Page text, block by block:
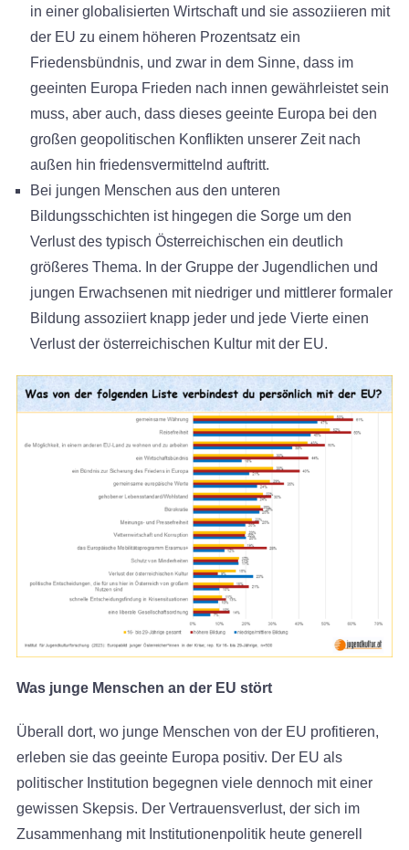
in einer globalisierten Wirtschaft und sie assoziieren mit
der EU zu einem höheren Prozentsatz ein
Friedensbündnis, und zwar in dem Sinne, dass im
geeinten Europa Frieden nach innen gewährleistet sein
muss, aber auch, dass dieses geeinte Europa bei den
großen geopolitischen Konflikten unserer Zeit nach
außen hin friedensvermittelnd auftritt.
Bei jungen Menschen aus den unteren
Bildungsschichten ist hingegen die Sorge um den
Verlust des typisch Österreichischen ein deutlich
größeres Thema. In der Gruppe der Jugendlichen und
jungen Erwachsenen mit niedriger und mittlerer formaler
Bildung assoziiert knapp jeder und jede Vierte einen
Verlust der österreichischen Kultur mit der EU.
Was junge Menschen an der EU stört
Überall dort, wo junge Menschen von der EU profitieren,
erleben sie das geeinte Europa positiv. Der EU als
politischer Institution begegnen viele dennoch mit einer
gewissen Skepsis. Der Vertrauensverlust, der sich im
Zusammenhang mit Institutionenpolitik heute generell